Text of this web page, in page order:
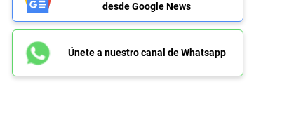
desde Google News
Únete a nuestro canal de Whatsapp